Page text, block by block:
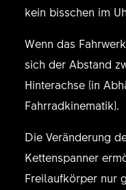
kein bisschen im
Wenn das
sich der Abstand
Hinterachse (in
Fahrradkinematik).
Die Veränderung
Kettenspanner
Freilaufkörper nur